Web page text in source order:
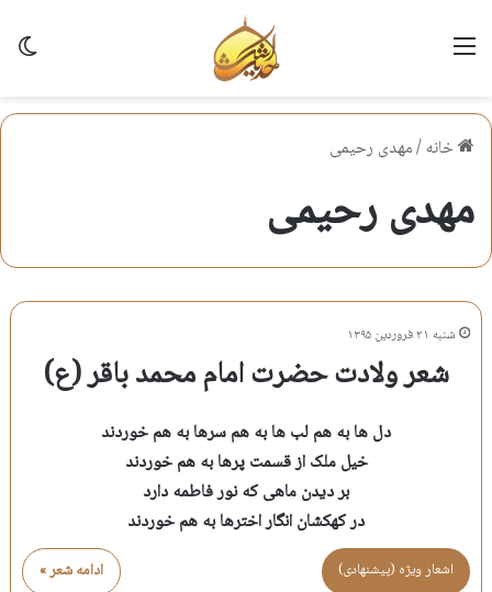
منو
خانه/مهدی رحیمی
مهدی رحیمی
شنبه ۲۱ فروردین ۱۳۹۵
شعر ولادت حضرت امام محمد باقر (ع)
دل ها به هم لب ها به هم سرها به هم خوردند
خیل ملک از قسمت پرها به هم خوردند
بر دیدن ماهی که نور فاطمه دارد
در کهکشان انگار اخترها به هم خوردند
ادامه شعر » اشعار ویژه (پیشنهادی)